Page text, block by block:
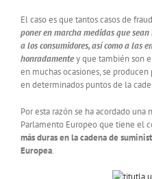
El caso es que tantos casos de
poner en marcha medidas que
a los consumidores, así como a las
honradamentey que también son
en muchas ocasiones, se
en determinados puntos de la
Por esta razón se ha acordado
Parlamento Europeo que tiene el
más duras en la cadena de
Europea.